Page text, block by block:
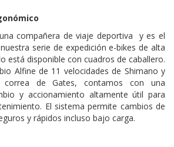
compañera de viaje deportiva y es el
serie de expedición e-bikes de alta
está disponible con cuadros de caballero.
Alfine de 11 velocidades de Shimano y
de Gates, contamos con una
y accionamiento altamente útil para
El sistema permite cambios de
y rápidos incluso bajo carga.